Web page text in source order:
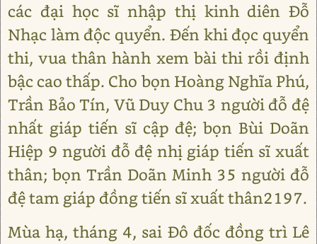
các đại học sĩ nhập thị kinh diên Đỗ
Nhạc làm độc quyển. Đến khi đọc quyển
thi, vua thân hành xem bài thi rồi định
bậc cao thấp. Cho bọn Hoàng Nghĩa Phú,
Trần Bảo Tín, Vũ Duy Chu 3 người đỗ đệ
nhất giáp tiến sĩ cập đệ; bọn Bùi Doãn
Hiệp 9 người đỗ đệ nhị giáp tiến sĩ xuất
thân; bọn Trần Doãn Minh 35 người đỗ
đệ tam giáp đồng tiến sĩ xuất thân2197.
Mùa hạ, tháng 4, sai Đô đốc đồng trì Lê